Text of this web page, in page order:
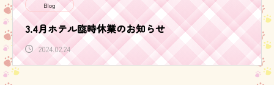
Blog
3.4月ホテル臨時休業のお知らせ
2024.02.24